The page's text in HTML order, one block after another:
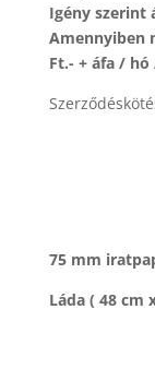
Igény szerint
Amennyiben
Ft.- + áfa /
75 mm
Láda ( 48 cm